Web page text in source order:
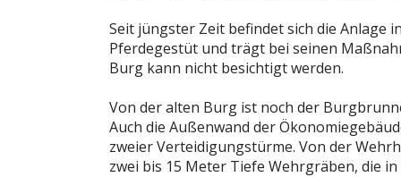
Seit jüngster Zeit befindet sich die Anlage
Pferdegestüt und trägt bei seinen
Burg kann nicht besichtigt werden.
Von der alten Burg ist noch der
Auch die Außenwand der
zweier Verteidigungstürme. Von der
zwei bis 15 Meter Tiefe Wehrgräben, die